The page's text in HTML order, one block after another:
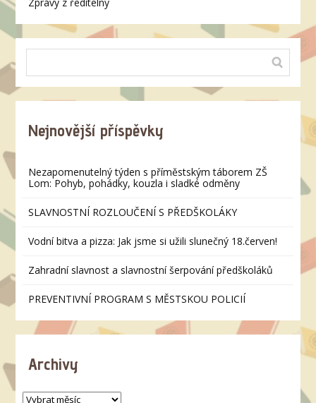
Nejnovější příspěvky
Nezapomenutelný týden s příměstským táborem ZŠ
Lom: Pohyb, pohádky, kouzla i sladké odměny
SLAVNOSTNÍ ROZLOUČENÍ S PŘEDŠKOLÁKY
Vodní bitva a pizza: Jak jsme si užili slunečný 18.červen!
Zahradní slavnost a slavnostní šerpování předškoláků
PREVENTIVNÍ PROGRAM S MĚSTSKOU POLICIÍ
Archivy